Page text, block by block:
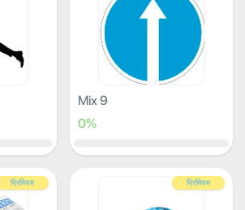
Mix 9
0%
प्रिमियम प्रिमियम